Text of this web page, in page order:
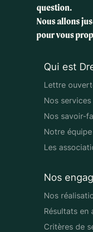
question.
Nous allons
pour vous
Qui est
Lettre
Nos services
Nos savoir-
Notre équipe
Les
Nos
Nos
Résultats en
Critères de